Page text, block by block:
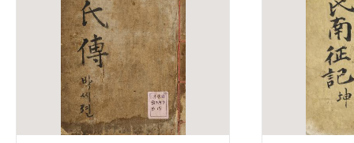
연산자
AND
“정조”와 “정약
OR “정조” 또는 “
NOT
“정조”가 나온
료를 검색